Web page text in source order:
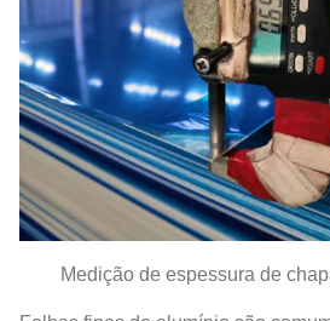
Medição de espessura de